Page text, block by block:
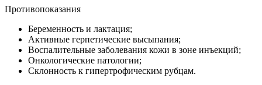
Противопоказания
Беременность и лактация;
Активные герпетические высыпания;
Воспалительные заболевания кожи в зоне инъекций;
Онкологические патологии;
Склонность к гипертрофическим рубцам.